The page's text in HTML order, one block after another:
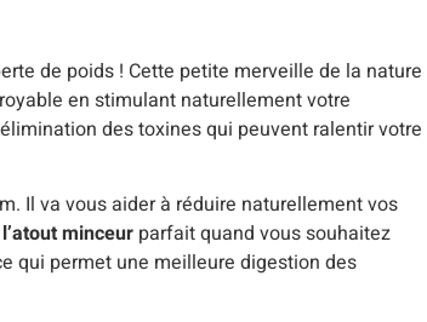
de poids ! Cette petite merveille de la nature
en stimulant naturellement votre
des toxines qui peuvent ralentir votre
Il va vous aider à réduire naturellement vos
l’atout minceur parfait quand vous souhaitez
qui permet une meilleure digestion des